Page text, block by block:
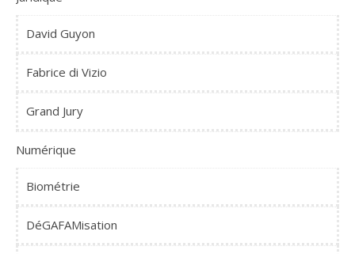
David Guyon
Fabrice di Vizio
Grand Jury
Numérique
Biométrie
DéGAFAMisation